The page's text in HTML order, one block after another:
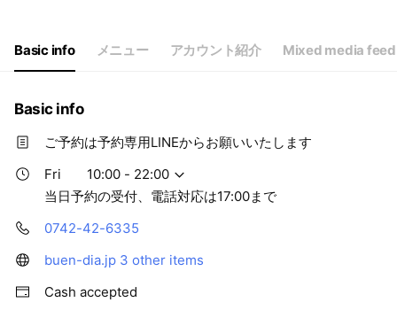
10:00 - 22:00
当日予約の受付、電話対応は17:00まで
Basic info メニュー アカウント紹介 Mixed media feed
Basic info
ご予約は予約専用LINEからお願いいたします
Fri
10:00 - 22:00
当日予約の受付、電話対応は17:00まで
0742-42-6335
buen-dia.jp 3 other items
Cash accepted